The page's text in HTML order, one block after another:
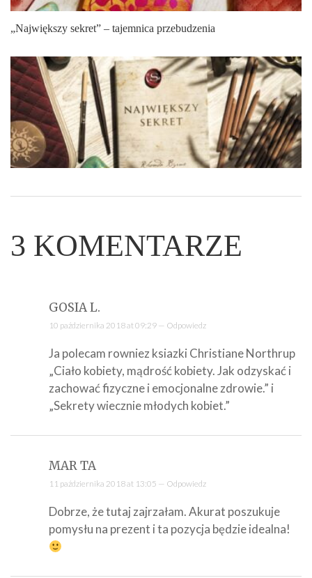
„Największy sekret” – tajemnica przebudzenia
3 KOMENTARZE
GOSIA L.
10 października 2018 at 09:29 — Odpowiedz
Ja polecam rowniez ksiazki Christiane Northrup
„Ciało kobiety, mądrość kobiety. Jak odzyskać i
zachować fizyczne i emocjonalne zdrowie.” i
„Sekrety wiecznie młodych kobiet.”
MAR TA
11 października 2018 at 13:05 — Odpowiedz
Dobrze, że tutaj zajrzałam. Akurat poszukuje
pomysłu na prezent i ta pozycja będzie idealna!